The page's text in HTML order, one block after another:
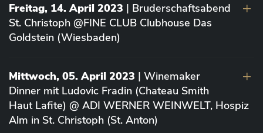
Freitag, 14. April 2023 | Bruderschaftsabend
St. Christoph @FINE CLUB Clubhouse Das
Goldstein (Wiesbaden)
Mittwoch, 05. April 2023 | Winemaker
Dinner mit Ludovic Fradin (Chateau Smith
Haut Lafite) @ ADI WERNER WEINWELT, Hospiz
Alm in St. Christoph (St. Anton)